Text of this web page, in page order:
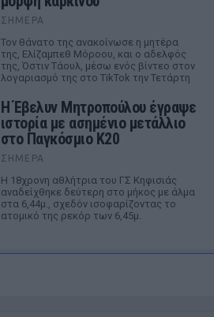
ΣΉΜΕΡΑ
Τον θάνατο της ανακοίνωσε η μητέρα
της, Ελίζαμπεθ Μόροου, και ο αδελφός
της, Όστιν Τάουλ, μέσω ενός βίντεο στον
λογαριασμό της στο TikTok την Τετάρτη
Η Έβελυν Μητροπούλου έγραψε
ιστορία με ασημένιο μετάλλιο
στο Παγκόσμιο Κ20
ΣΉΜΕΡΑ
Η 18χρονη αθλήτρια του ΓΣ Κηφισιάς
αναδείχθηκε δεύτερη στο μήκος με άλμα
στα 6,44μ., σχεδόν ισοφαρίζοντας το
ατομικό της ρεκόρ των 6,45μ.